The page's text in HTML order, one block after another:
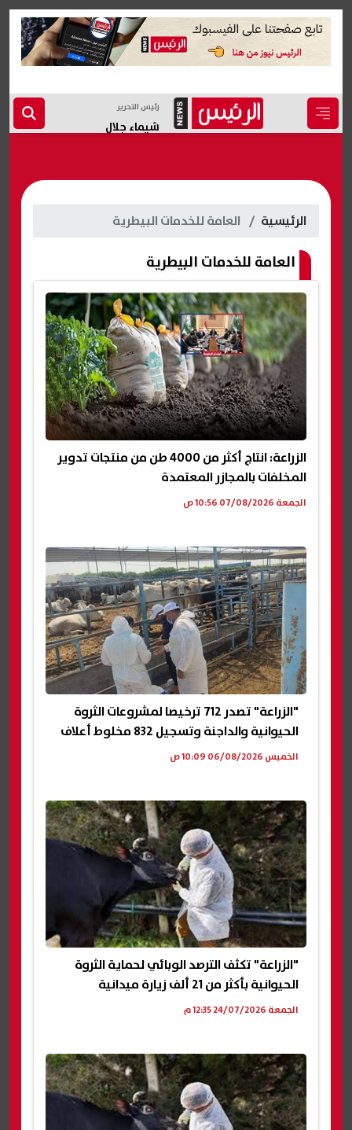
رئيس التحرير
شيماء جلال
الرئيسية العامة للخدمات البيطرية
العامة للخدمات البيطرية
الزراعة: انتاج أكثر من 4000 طن من منتجات تدوير
المخلفات بالمجازر المعتمدة
الجمعة 07/08/2026 10:56 ص
"الزراعة" تصدر 712 ترخيصا لمشروعات الثروة
الحيوانية والداجنة وتسجيل 832 مخلوط أعلاف
الخميس 06/08/2026 10:09 ص
"الزراعة" تكثف الترصد الوبائي لحماية الثروة
الحيوانية بأكثر من 21 ألف زيارة ميدانية
الجمعة 24/07/2026 12:35 م